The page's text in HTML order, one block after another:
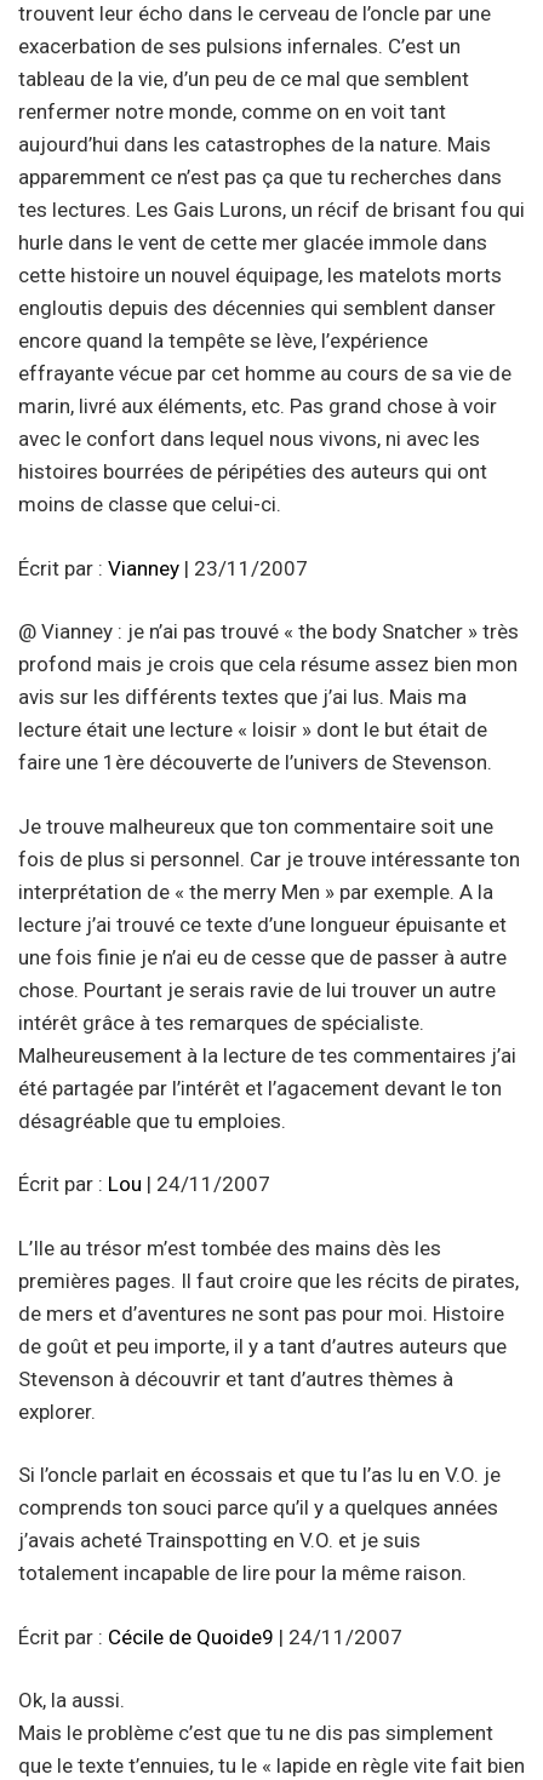
trouvent leur écho dans le cerveau de l’oncle par une
exacerbation de ses pulsions infernales. C’est un
tableau de la vie, d’un peu de ce mal que semblent
renfermer notre monde, comme on en voit tant
aujourd’hui dans les catastrophes de la nature. Mais
apparemment ce n’est pas ça que tu recherches dans
tes lectures. Les Gais Lurons, un récif de brisant fou qui
hurle dans le vent de cette mer glacée immole dans
cette histoire un nouvel équipage, les matelots morts
engloutis depuis des décennies qui semblent danser
encore quand la tempête se lève, l’expérience
effrayante vécue par cet homme au cours de sa vie de
marin, livré aux éléments, etc. Pas grand chose à voir
avec le confort dans lequel nous vivons, ni avec les
histoires bourrées de péripéties des auteurs qui ont
moins de classe que celui-ci.
Écrit par : Vianney | 23/11/2007
@ Vianney : je n’ai pas trouvé « the body Snatcher » très
profond mais je crois que cela résume assez bien mon
avis sur les différents textes que j’ai lus. Mais ma
lecture était une lecture « loisir » dont le but était de
faire une 1ère découverte de l’univers de Stevenson.
Je trouve malheureux que ton commentaire soit une
fois de plus si personnel. Car je trouve intéressante ton
interprétation de « the merry Men » par exemple. A la
lecture j’ai trouvé ce texte d’une longueur épuisante et
une fois finie je n’ai eu de cesse que de passer à autre
chose. Pourtant je serais ravie de lui trouver un autre
intérêt grâce à tes remarques de spécialiste.
Malheureusement à la lecture de tes commentaires j’ai
été partagée par l’intérêt et l’agacement devant le ton
désagréable que tu emploies.
Écrit par : Lou | 24/11/2007
L’Ile au trésor m’est tombée des mains dès les
premières pages. Il faut croire que les récits de pirates,
de mers et d’aventures ne sont pas pour moi. Histoire
de goût et peu importe, il y a tant d’autres auteurs que
Stevenson à découvrir et tant d’autres thèmes à
explorer.
Si l’oncle parlait en écossais et que tu l’as lu en V.O. je
comprends ton souci parce qu’il y a quelques années
j’avais acheté Trainspotting en V.O. et je suis
totalement incapable de lire pour la même raison.
Écrit par : Cécile de Quoide9 | 24/11/2007
Ok, la aussi.
Mais le problème c’est que tu ne dis pas simplement
que le texte t’ennuies, tu le « lapide en règle vite fait bien